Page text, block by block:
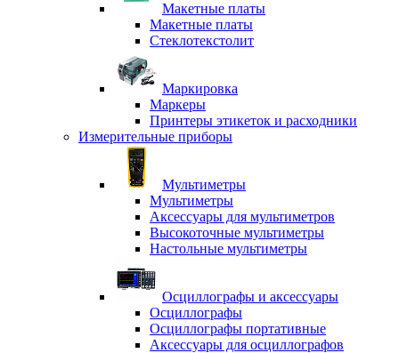
Макетные платы
Макетные платы
Стеклотекстолит
Маркировка
Маркеры
Принтеры этикеток и расходники
Измерительные приборы
Мультиметры
Мультиметры
Аксессуары для мультиметров
Высокоточные мультиметры
Настольные мультиметры
Осциллографы и аксессуары
Осциллографы
Осциллографы портативные
Аксессуары для осциллографов